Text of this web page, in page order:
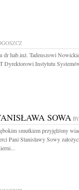
dr hab.inż. Tadeuszowi
Dyrektorowi Instytutu
SOWA
smutkiem przyjęliśmy
Pani Stanisławy Sowy